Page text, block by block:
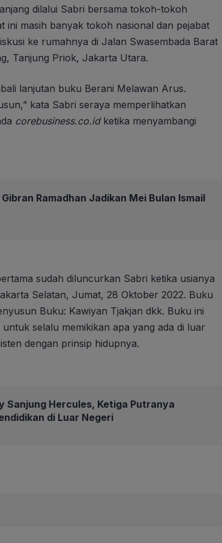
dilalui Sabri bersama tokoh-tokoh
ini masih banyak tokoh nasional dan pejabat
ke rumahnya di Jalan Swasembada Barat
Tanjung Priok, Jakarta Utara.
lanjutan buku Berani Melawan Arus.
kata Sabri seraya memperlihatkan
corebusiness.co.idketika menyambangi
Ramadhan Jadikan Mei Bulan Ismail
sudah diluncurkan Sabri ketika usianya
Selatan, Jumat, 28 Oktober 2022. Buku
Buku: Kawiyan Tjakjan dkk. Buku ini
selalu memikikan apa yang ada di luar
dengan prinsip hidupnya.
Sanjung Hercules, Ketiga Putranya
di Luar Negeri